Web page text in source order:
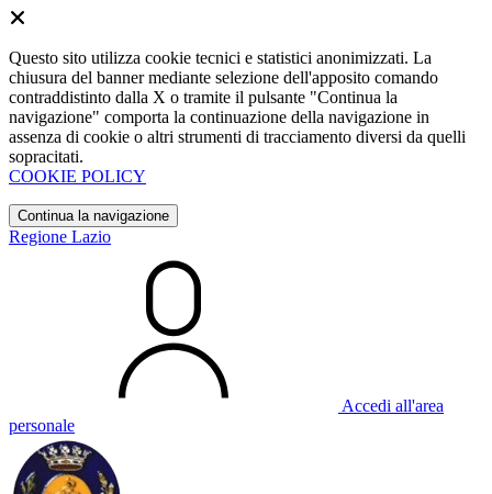
Questo sito utilizza cookie tecnici e statistici anonimizzati. La
chiusura del banner mediante selezione dell'apposito comando
contraddistinto dalla X o tramite il pulsante "Continua la
navigazione" comporta la continuazione della navigazione in
assenza di cookie o altri strumenti di tracciamento diversi da quelli
sopracitati.
COOKIE POLICY
Continua la navigazione
Regione Lazio
Accedi all'area
personale